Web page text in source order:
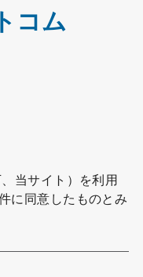
コム
当サイト）を利用
に同意したものとみ